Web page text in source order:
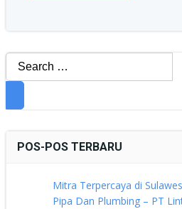
Search
POS-POS TERBARU
Mitra Terpercaya di
Pipa Dan Plumbing – PT